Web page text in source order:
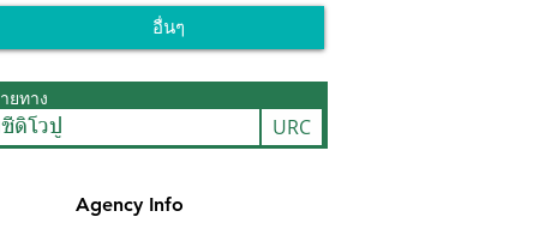
อื่นๆ
ยทาง
URC
ดิโวปู
Agency Info